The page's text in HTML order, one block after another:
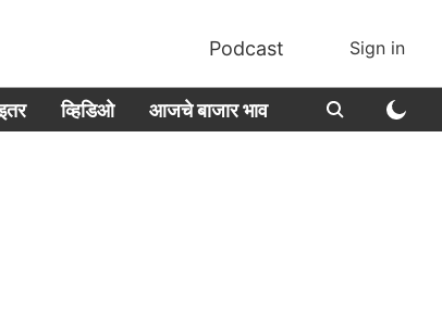
Podcast Sign in
व्हिडिओ आजचे बाजार भाव